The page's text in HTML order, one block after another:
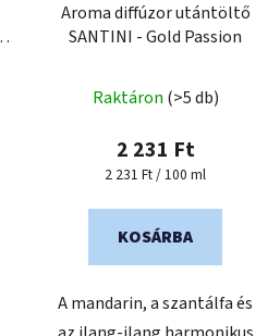
Aroma diffúzor utántöltő
SANTINI - Gold Passion
Raktáron (>5 db)
2 231 Ft
Egységár:
2 231 Ft / 100 ml
KOSÁRBA
A mandarin, a szantálfa és